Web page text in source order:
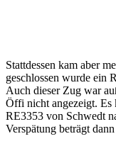
Stattdessen kam aber
geschlossen wurde ein
Auch dieser Zug war
Öffi nicht angezeigt. Es
RE3353 von Schwedt
Verspätung beträgt